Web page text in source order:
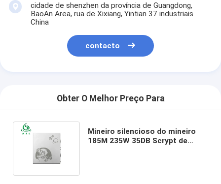
cidade de shenzhen da província de Guangdong,
BaoAn Area, rua de Xixiang, Yintian 37 industriais
China
contacto
Obter O Melhor Preço Para
Mineiro silencioso do mineiro
185M 235W 35DB Scrypt de